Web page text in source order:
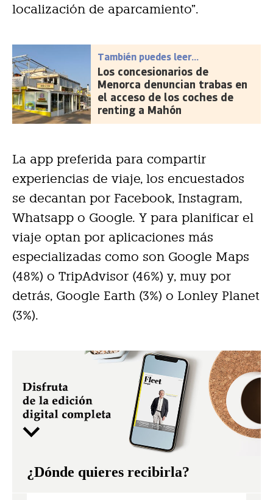
localización de aparcamiento”.
También puedes leer...
Los concesionarios de
Menorca denuncian trabas en
el acceso de los coches de
renting a Mahón
La app preferida para compartir
experiencias de viaje, los encuestados
se decantan por Facebook, Instagram,
Whatsapp o Google. Y para planificar el
viaje optan por aplicaciones más
especializadas como son Google Maps
(48%) o TripAdvisor (46%) y, muy por
detrás, Google Earth (3%) o Lonley Planet
(3%).
¿Dónde quieres recibirla?